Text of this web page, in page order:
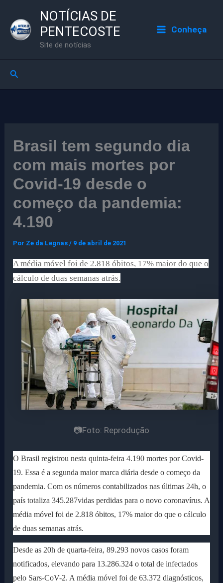
para
NOTÍCIAS DE
PENTECOSTE
Site de notícias
Conheça
Pesquisar
Brasil tem segundo dia
com mais mortes por
Covid-19 desde o
começo da pandemia:
4.190
Por Ze da Legnas/ 9 de abril de 2021
A média móvel foi de 2.818 óbitos, 17% maior do que o
cálculo de duas semanas atrás.
📷Foto: Reprodução
O Brasil registrou nesta quinta-feira 4.190 mortes por Covid-
19. Essa é a segunda maior marca diária desde o começo da
pandemia. Com os números contabilizados nas últimas 24h, o
país totaliza 345.287vidas perdidas para o novo coronavírus. A
média móvel foi de 2.818 óbitos, 17% maior do que o cálculo
de duas semanas atrás.
Desde as 20h de quarta-feira, 89.293 novos casos foram
notificados, elevando para 13.286.324 o total de infectados
pelo Sars-CoV-2. A média móvel foi de 63.372 diagnósticos,